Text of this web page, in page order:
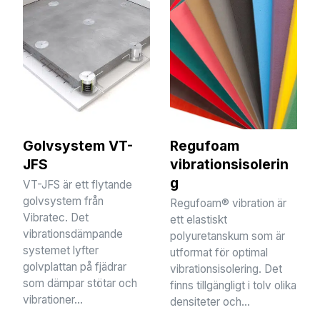
Golvsystem VT-
JFS
VT-JFS är ett flytande
golvsystem från
Vibratec. Det
vibrationsdämpande
systemet lyfter
golvplattan på fjädrar
som dämpar stötar och
vibrationer...
Regufoam
vibrationsisolerin
g
Regufoam® vibration är
ett elastiskt
polyuretanskum som är
utformat för optimal
vibrationsisolering. Det
finns tillgängligt i tolv olika
densiteter och...